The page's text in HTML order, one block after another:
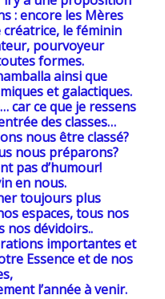
: encore les Mères
le féminin
pourvoyeur
formes.
ainsi que
et galactiques.
car ce que je ressens
des classes…
nous être classé?
nous préparons?
pas d’humour!
en nous.
toujours plus
espaces, tous nos
nos dévidoirs..
importantes et
Essence et de nos
l’année à venir.